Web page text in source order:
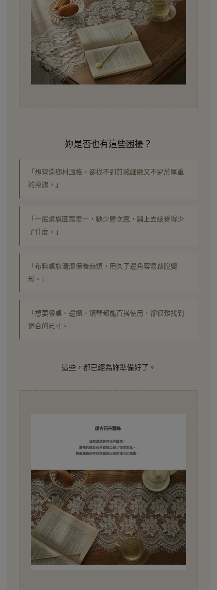
妳是否也有這些困擾？
「想營造鄉村風格，卻找不到質感細緻又不過於厚重
的桌旗。」
「一般桌旗圖案單一，缺少層次感，鋪上去總覺得少
了什麼。」
「布料桌旗清潔保養麻煩，用久了邊角容易鬆脫變
形。」
「想要餐桌、邊櫃、鋼琴都能百搭使用，卻很難找到
適合的尺寸。」
這些，都已經為妳準備好了。